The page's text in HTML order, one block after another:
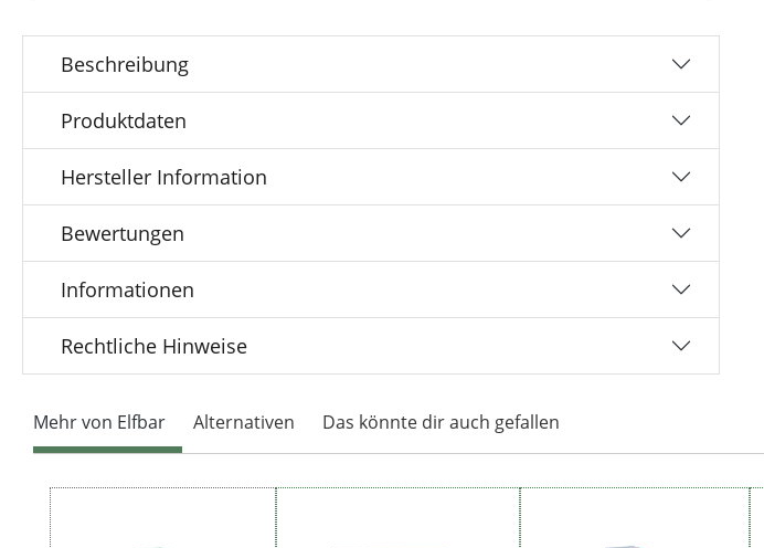
Beschreibung
Produktdaten
Hersteller Information
Bewertungen
Informationen
Rechtliche Hinweise
Mehr von Elfbar Alternativen Das könnte dir auch gefallen
Produktgalerie überspringen